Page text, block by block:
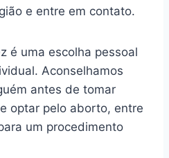
e entre em contato.
é uma escolha pessoal
Aconselhamos
antes de tomar
optar pelo aborto, entre
um procedimento